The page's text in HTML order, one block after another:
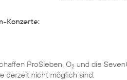
Konzerte:
ProSieben, O2 und die
derzeit nicht möglich sind.